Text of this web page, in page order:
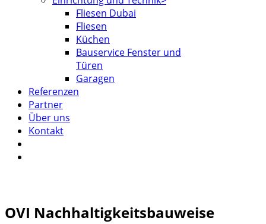
Fliesen Dubai
Fliesen
Küchen
Bauservice Fenster und
Türen
Garagen
Referenzen
Partner
Über uns
Kontakt
OVI Nachhaltigkeitsbauweise